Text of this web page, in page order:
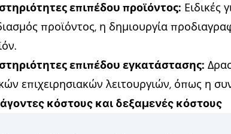
επιπέδου προϊόντος: Ειδικές
προϊόντος, η δημιουργία
επιπέδου εγκατάστασης:
επιχειρησιακών λειτουργιών, όπως η
κόστους και δεξαμενές κόστους